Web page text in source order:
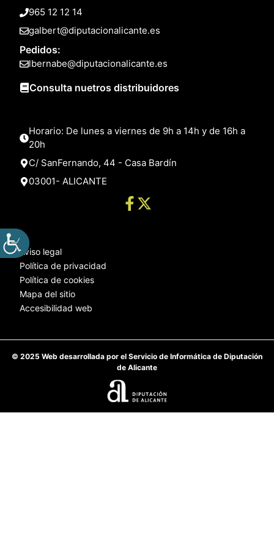
965 12 12 14
galbert@diputacionalicante.es
Pedidos:
lbernabe@diputacionalicante.es
Consulta nuetros distribuidores
Horario: De lunes a viernes de 9h a 14h y de 16h a
20h
C/ SanFernando, 44 - Casa Bardín
03001- ALICANTE
Aviso legal
Política de privacidad
Política de cookies
Mapa del sitio
Accesibilidad web
© 2025 Web desarrollada por el Servicio de Informática de Diputación
de Alicante